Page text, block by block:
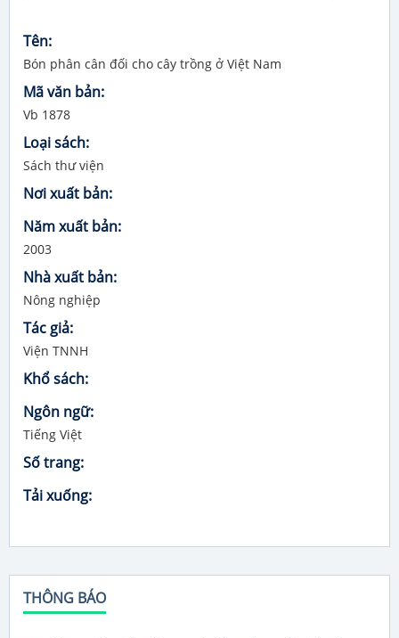
THÔNG BÁO
Tên:
Bón phân cân đối cho cây trồng ở Việt Nam
Mã văn bản:
Vb 1878
Loại sách:
Sách thư viện
Nơi xuất bản:
Năm xuất bản:
2003
Nhà xuất bản:
Nông nghiệp
Tác giả:
Viện TNNH
Khổ sách:
Ngôn ngữ:
Tiếng Việt
Số trang:
Tải xuống: